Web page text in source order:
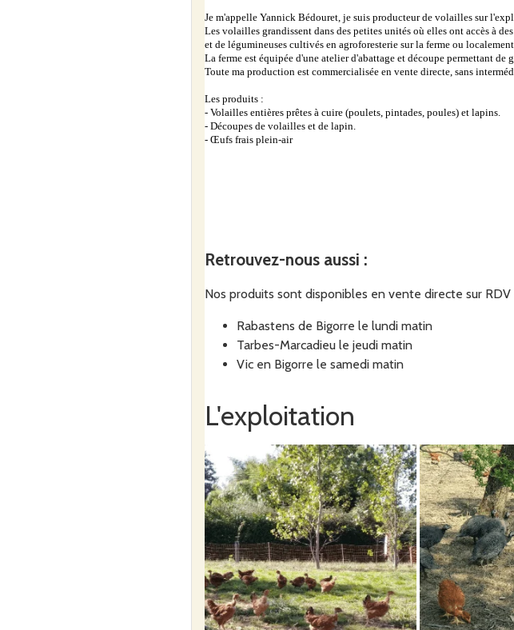
Je m'appelle Yannick Bédouret, je suis producteur de volailles sur
Les volailles grandissent dans des petites unités où elles ont accès à
et de légumineuses cultivés en agroforesterie sur la ferme ou
La ferme est équipée d'une atelier d'abattage et découpe permettant de
Toute ma production est commercialisée en vente directe, sans
Les produits :
- Volailles entières prêtes à cuire (poulets, pintades, poules) et lapins.
- Découpes de volailles et de lapin.
- Œufs frais plein-air
Retrouvez-nous aussi :
Nos produits sont disponibles en vente directe sur
Rabastens de Bigorre le lundi matin
Tarbes-Marcadieu le jeudi matin
Vic en Bigorre le samedi matin
L'exploitation